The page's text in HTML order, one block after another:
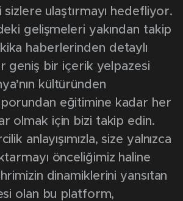
sizlere ulaştırmayı hedefliyor.
gelişmeleri yakından takip
haberlerinden detaylı
geniş bir içerik yelpazesi
kültüründen
eğitimine kadar her
olmak için bizi takip edin.
anlayışımızla, size yalnızca
önceliğimiz haline
dinamiklerini yansıtan
olan bu platform,